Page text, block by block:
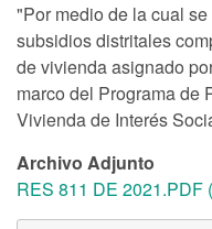
"Por medio de la cual
subsidios distritales
de vivienda asignado
marco del Programa de
Vivienda de Interés
Archivo Adjunto
RES 811 DE 2021.PDF